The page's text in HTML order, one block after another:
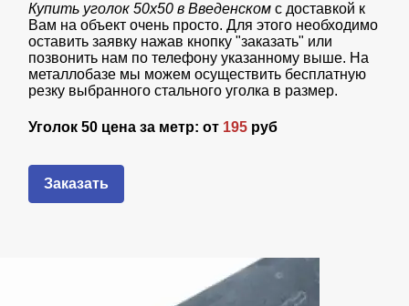
Купить уголок 50х50 в Введенскомс доставкой к
Вам на объект очень просто. Для этого необходимо
оставить заявку нажав кнопку "заказать" или
позвонить нам по телефону указанному выше. На
металлобазе мы можем осуществить бесплатную
резку выбранного стального уголка в размер.
Уголок 50 цена за метр: от 195 руб
Заказать